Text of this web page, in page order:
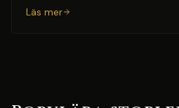
Läs mer